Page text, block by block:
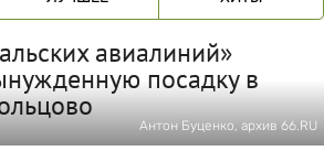
авиалиний»
посадку в
Антон Буценко, архив 66.RU